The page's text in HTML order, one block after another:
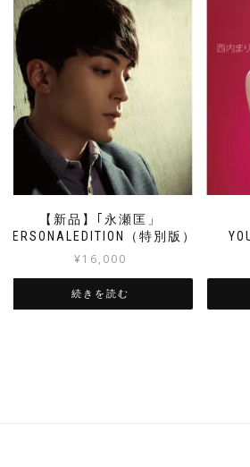
【新品】｢永瀬匡」
PERSONALEDITION（特別版）
¥16,000
続きを読む